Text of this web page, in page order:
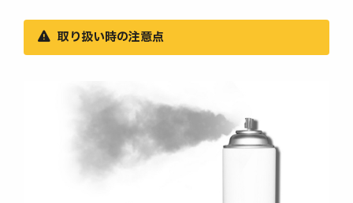
取り扱い時の注意点